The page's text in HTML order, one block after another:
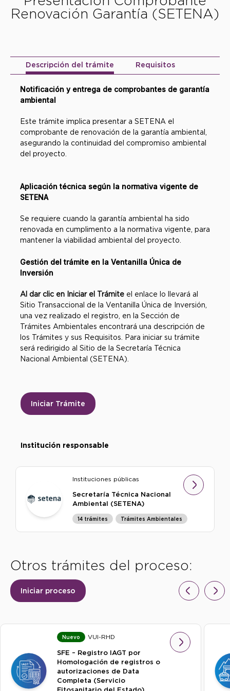
Renovación Garantía (SETENA)
Descripción del trámite Requisitos
Notificación y entrega de comprobantes de garantía
ambiental
Este trámite implica presentar a SETENA el
comprobante de renovación de la garantía ambiental,
asegurando la continuidad del compromiso ambiental
del proyecto.
Aplicación técnica según la normativa vigente de
SETENA
Se requiere cuando la garantía ambiental ha sido
renovada en cumplimento a la normativa vigente, para
mantener la viabilidad ambiental del proyecto.
Gestión del trámite en la Ventanilla Única de
Inversión
Al dar clic en Iniciar el Trámite el enlace lo llevará al
Sitio Transaccional de la Ventanilla Única de Inversión,
una vez realizado el registro, en la Sección de
Trámites Ambientales encontrará una descripción de
los Trámites y sus Requisitos. Para iniciar su trámite
será redirigido al Sitio de la Secretaría Técnica
Nacional Ambiental (SETENA).
Iniciar Trámite
Institución responsable
Instituciones públicas
Secretaría Técnica Nacional
Ambiental (SETENA)
14 trámites Trámites Ambientales
Otros trámites del proceso:
Iniciar proceso
Nuevo VUI-RHD
SFE – Registro IAGT por
Homologación de registros o
autorizaciones de Data
Completa (Servicio